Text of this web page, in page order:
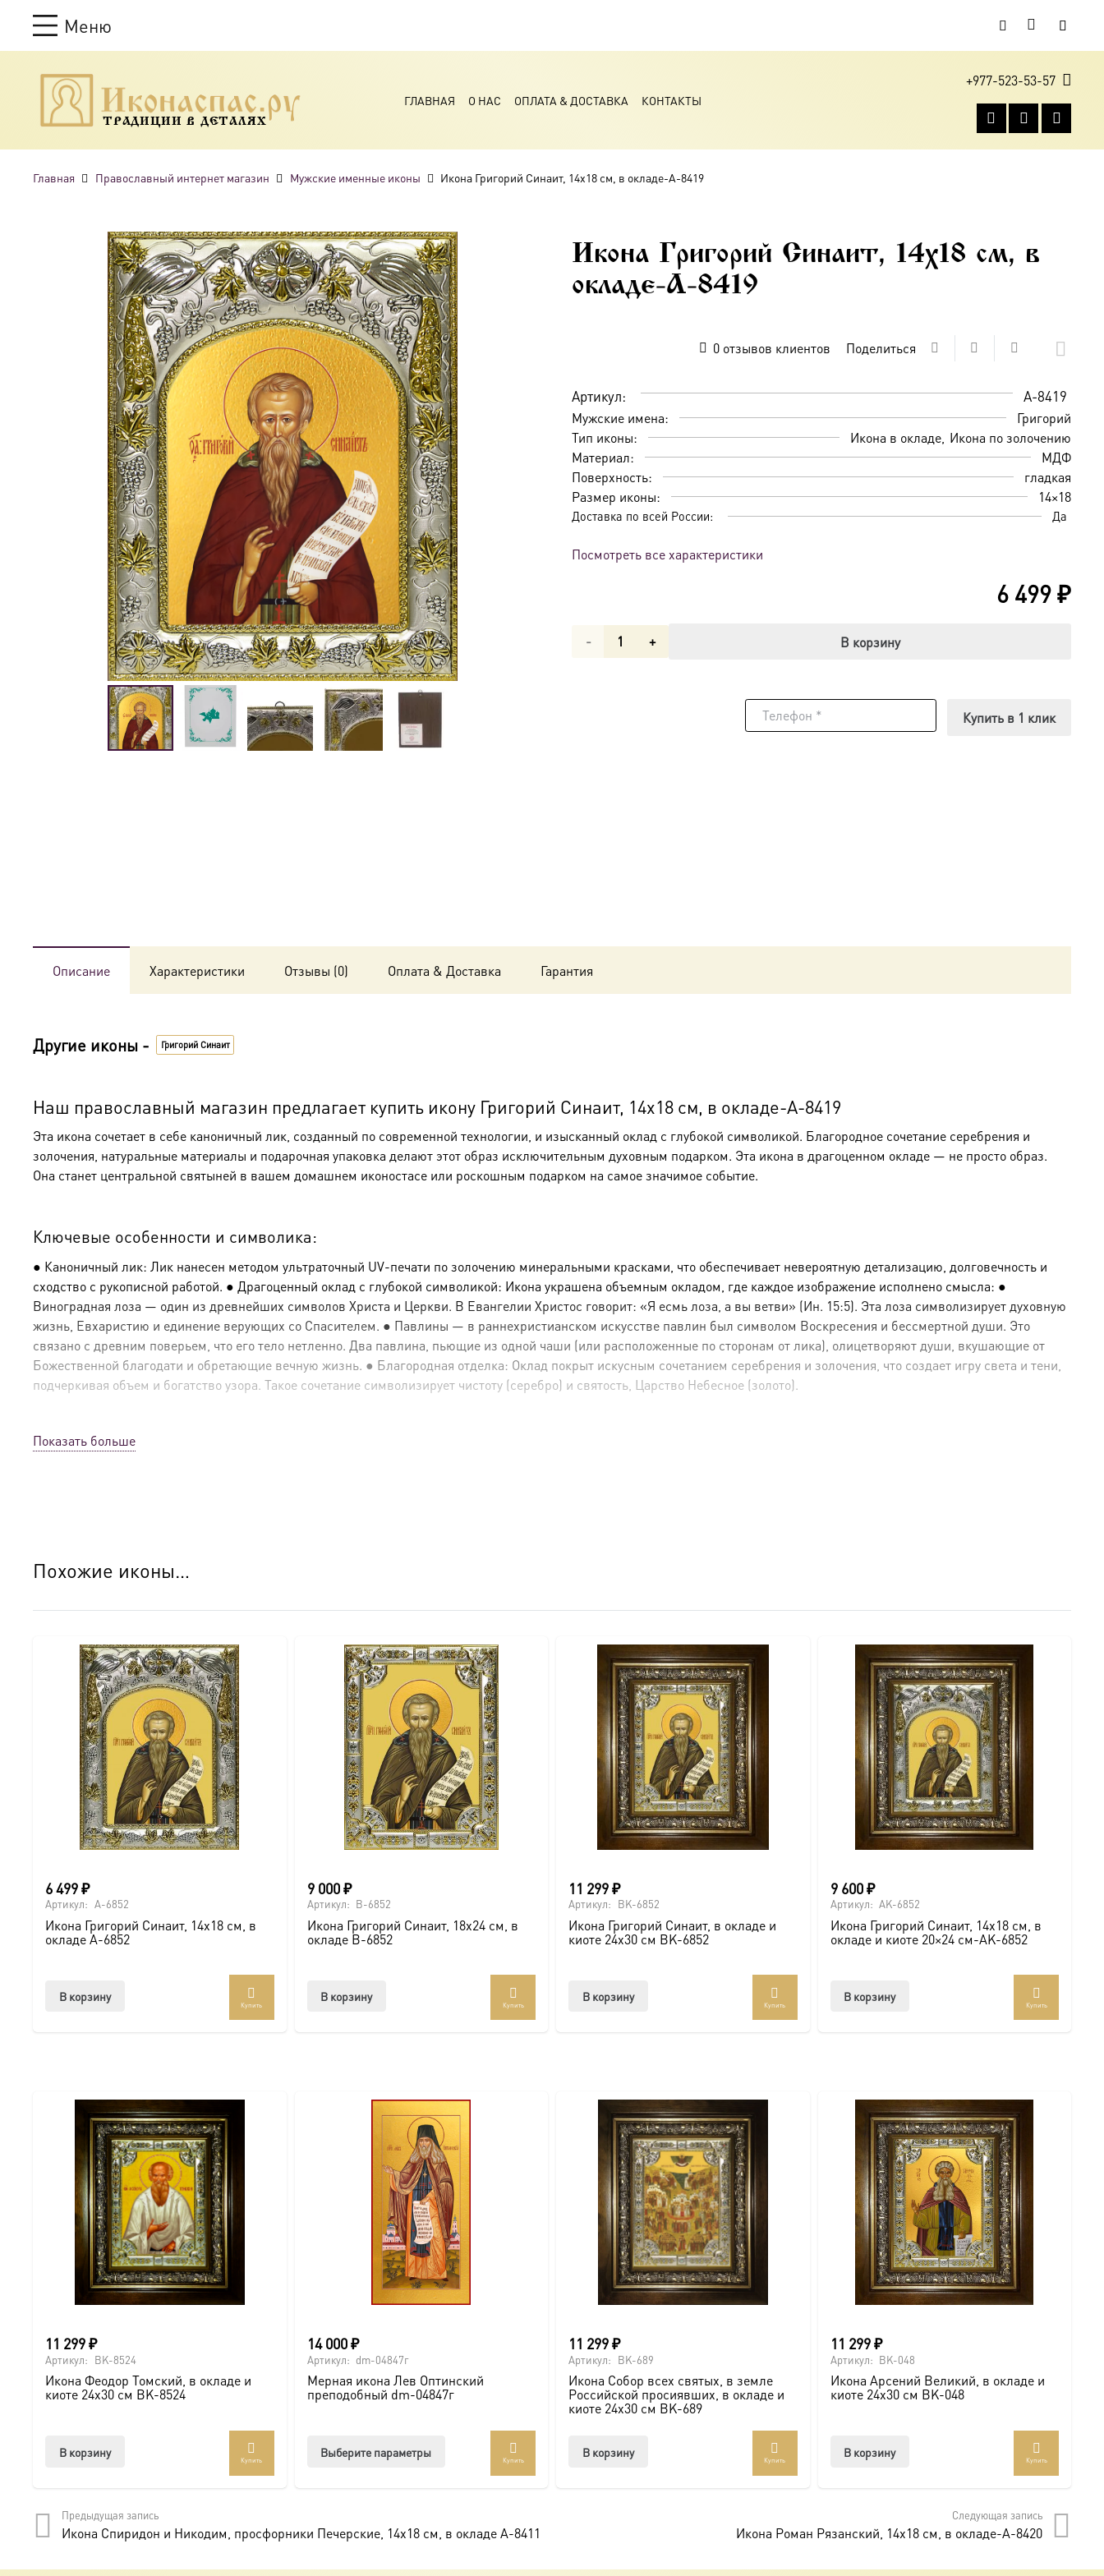
Меню
ТРАДИЦИИ В ДЕТАЛЯХ
ГЛАВНАЯ О НАС ОПЛАТА & ДОСТАВКА КОНТАКТЫ
+977-523-53-57
Главная Православный интернет магазин Мужские именные иконы Икона Григорий Синаит, 14х18 см, в окладе-A-8419
Икона Григорий Синаит, 14х18 см, в
окладе-A-8419
0отзывов клиентов Поделиться
Артикул: A-8419
Мужские имена:
Григорий
Тип иконы:
Икона в окладе Икона по золочению
Материал:
МДФ
Поверхность:
гладкая
Размер иконы:
14×18
Доставка по всей России: Да
Посмотреть все характеристики
6 499₽
Количество
В корзину
Купить в 1 клик
Описание Характеристики Отзывы (0) Оплата & Доставка Гарантия
Другие иконы - Григорий Синаит
Наш православный магазин предлагает купить икону Григорий Синаит, 14х18 см, в окладе-A-8419
Эта икона сочетает в себе каноничный лик, созданный по современной технологии, и изысканный оклад с глубокой символикой. Благородное сочетание серебрения и
золочения, натуральные материалы и подарочная упаковка делают этот образ исключительным духовным подарком. Эта икона в драгоценном окладе — не просто образ.
Она станет центральной святыней в вашем домашнем иконостасе или роскошным подарком на самое значимое событие.
Ключевые особенности и символика:
● Каноничный лик: Лик нанесен методом ультраточный UV-печати по золочению минеральными красками, что обеспечивает невероятную детализацию, долговечность и
сходство с рукописной работой. ● Драгоценный оклад с глубокой символикой: Икона украшена объемным окладом, где каждое изображение исполнено смысла: ●
Виноградная лоза — один из древнейших символов Христа и Церкви. В Евангелии Христос говорит: «Я есмь лоза, а вы ветви» (Ин. 15:5). Эта лоза символизирует духовную
жизнь, Евхаристию и единение верующих со Спасителем. ● Павлины — в раннехристианском искусстве павлин был символом Воскресения и бессмертной души. Это
связано с древним поверьем, что его тело нетленно. Два павлина, пьющие из одной чаши (или расположенные по сторонам от лика), олицетворяют души, вкушающие от
Божественной благодати и обретающие вечную жизнь. ● Благородная отделка: Оклад покрыт искусным сочетанием серебрения и золочения, что создает игру света и тени,
подчеркивая объем и богатство узора. Такое сочетание символизирует чистоту (серебро) и святость, Царство Небесное (золото).
Эксклюзивные детали:
рисунком (павлины и виноградная лоза). ● Покрытие оклада: Серебрение и золочение. ● Оборот: сертификат, петелька. ● Комплектация: Подарочная коробка.
Идеальный подарок:
Этот образ достоин стать главным подарком на: ● Крещение или Венчание. ● Юбилей или значимую годовщину. ● День Ангела — как особое благословение небесному
покровителю. ● Новоселье — для освящения нового дома.
Доставка и заказ:
Мы доставляем эти уникальные иконы в надежной упаковке по всей России. Возможно изготовление под заказ в нужном вам размере. Дарите с глубоким смыслом!
Подписывайтесь на нашу группу ВКонтакте, чтобы видеть больше уникальных работ:
https://vk.com/ikonaspasКупить икону Григорий Синаит, 14х18 см, в окладе-A-8419
можно онлайн
Показать больше
Похожие иконы…
6 499₽
Артикул: A-6852
Икона Григорий Синаит, 14х18 см, в
окладе A-6852
В корзину
Купить
9 000₽
Артикул: B-6852
Икона Григорий Синаит, 18х24 см, в
окладе B-6852
В корзину
Купить
11 299₽
Артикул: BK-6852
Икона Григорий Синаит, в окладе и
киоте 24х30 см BK-6852
В корзину
Купить
9 600₽
Артикул: AK-6852
Икона Григорий Синаит, 14х18 см, в
окладе и киоте 20×24 см-AK-6852
В корзину
Купить
11 299₽
Артикул: BK-8524
Икона Феодор Томский, в окладе и
киоте 24х30 см BK-8524
В корзину
Купить
14 000₽
Артикул: dm-04847г
Мерная икона Лев Оптинский
преподобный dm-04847г
Выберите параметры
Купить
11 299₽
Артикул: BK-689
Икона Собор всех святых, в земле
Российской просиявших, в окладе и
киоте 24х30 см BK-689
В корзину
Купить
11 299₽
Артикул: BK-048
Икона Арсений Великий, в окладе и
киоте 24х30 см BK-048
В корзину
Купить
Предыдущая запись
Икона Спиридон и Никодим, просфорники Печерские, 14х18 см, в окладе A-8411
Следующая запись
Икона Роман Рязанский, 14х18 см, в окладе-A-8420